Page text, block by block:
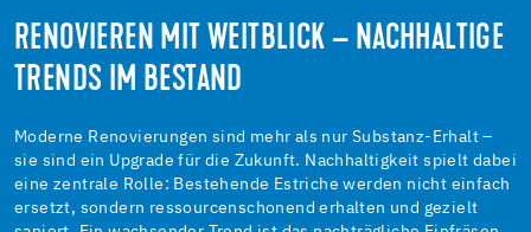
RENOVIEREN MIT WEITBLICK – NACHHALTIGE
TRENDS IM BESTAND
Moderne Renovierungen sind mehr als nur Substanz-Erhalt –
sie sind ein Upgrade für die Zukunft. Nachhaltigkeit spielt dabei
eine zentrale Rolle: Bestehende Estriche werden nicht einfach
ersetzt, sondern ressourcenschonend erhalten und gezielt